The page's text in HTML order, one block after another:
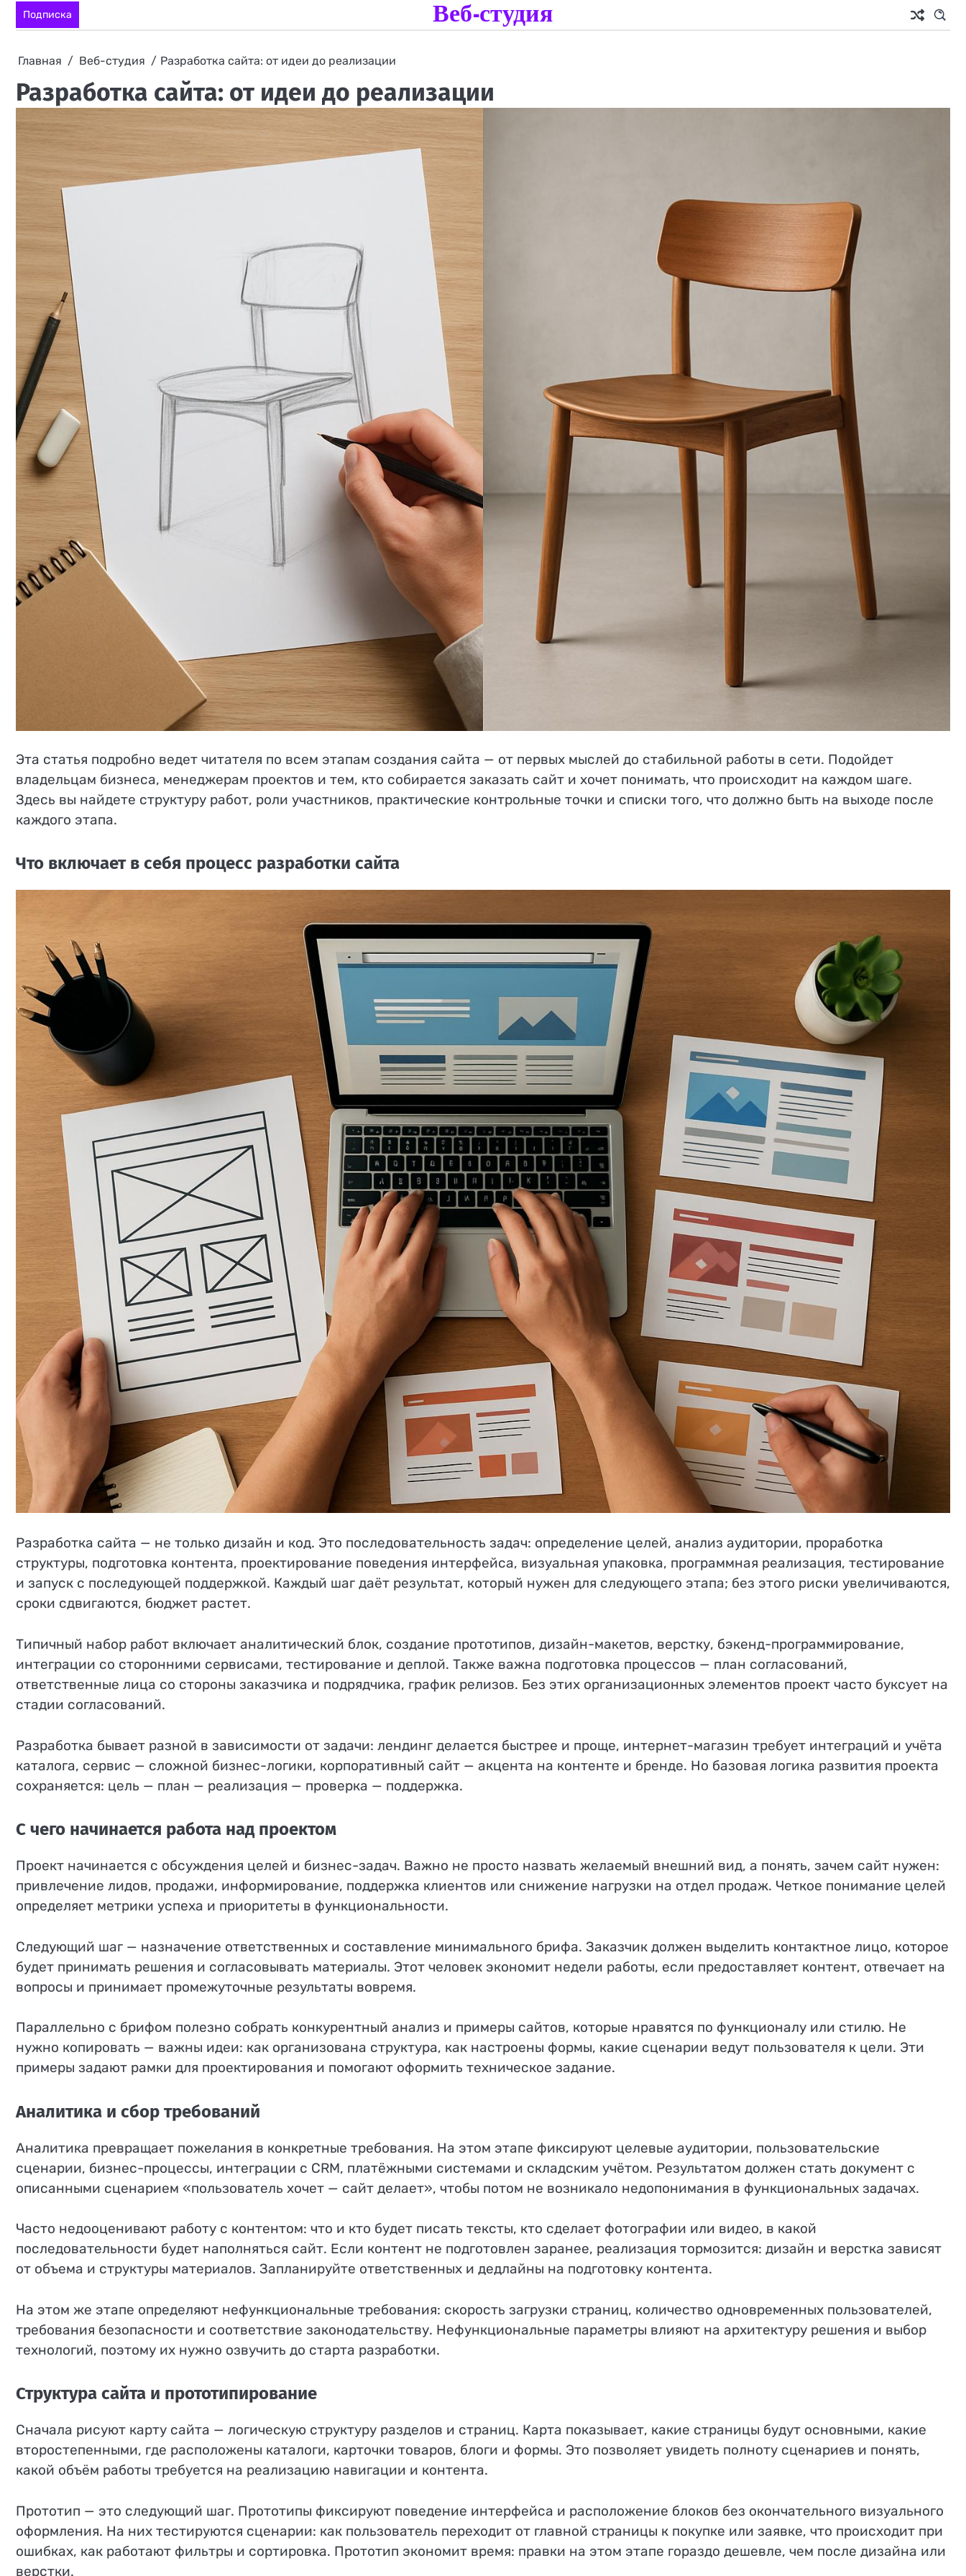
Перейти
Подписка Веб-студия
Главная Веб-студия Разработка сайта: от идеи до реализации
Разработка сайта: от идеи до реализации
Эта статья подробно ведет читателя по всем этапам создания сайта — от первых мыслей до стабильной работы в сети. Подойдет
владельцам бизнеса, менеджерам проектов и тем, кто собирается заказать сайт и хочет понимать, что происходит на каждом шаге.
Здесь вы найдете структуру работ, роли участников, практические контрольные точки и списки того, что должно быть на выходе после
каждого этапа.
Что включает в себя процесс разработки сайта
Разработка сайта — не только дизайн и код. Это последовательность задач: определение целей, анализ аудитории, проработка
структуры, подготовка контента, проектирование поведения интерфейса, визуальная упаковка, программная реализация, тестирование
и запуск с последующей поддержкой. Каждый шаг даёт результат, который нужен для следующего этапа; без этого риски увеличиваются,
сроки сдвигаются, бюджет растет.
Типичный набор работ включает аналитический блок, создание прототипов, дизайн-макетов, верстку, бэкенд-программирование,
интеграции со сторонними сервисами, тестирование и деплой. Также важна подготовка процессов — план согласований,
ответственные лица со стороны заказчика и подрядчика, график релизов. Без этих организационных элементов проект часто буксует на
стадии согласований.
Разработка бывает разной в зависимости от задачи: лендинг делается быстрее и проще, интернет-магазин требует интеграций и учёта
каталога, сервис — сложной бизнес-логики, корпоративный сайт — акцента на контенте и бренде. Но базовая логика развития проекта
сохраняется: цель — план — реализация — проверка — поддержка.
С чего начинается работа над проектом
Проект начинается с обсуждения целей и бизнес-задач. Важно не просто назвать желаемый внешний вид, а понять, зачем сайт нужен:
привлечение лидов, продажи, информирование, поддержка клиентов или снижение нагрузки на отдел продаж. Четкое понимание целей
определяет метрики успеха и приоритеты в функциональности.
Следующий шаг — назначение ответственных и составление минимального брифа. Заказчик должен выделить контактное лицо, которое
будет принимать решения и согласовывать материалы. Этот человек экономит недели работы, если предоставляет контент, отвечает на
вопросы и принимает промежуточные результаты вовремя.
Параллельно с брифом полезно собрать конкурентный анализ и примеры сайтов, которые нравятся по функционалу или стилю. Не
нужно копировать — важны идеи: как организована структура, как настроены формы, какие сценарии ведут пользователя к цели. Эти
примеры задают рамки для проектирования и помогают оформить техническое задание.
Аналитика и сбор требований
Аналитика превращает пожелания в конкретные требования. На этом этапе фиксируют целевые аудитории, пользовательские
сценарии, бизнес-процессы, интеграции с CRM, платёжными системами и складским учётом. Результатом должен стать документ с
описанными сценарием «пользователь хочет — сайт делает», чтобы потом не возникало недопонимания в функциональных задачах.
Часто недооценивают работу с контентом: что и кто будет писать тексты, кто сделает фотографии или видео, в какой
последовательности будет наполняться сайт. Если контент не подготовлен заранее, реализация тормозится: дизайн и верстка зависят
от объема и структуры материалов. Запланируйте ответственных и дедлайны на подготовку контента.
На этом же этапе определяют нефункциональные требования: скорость загрузки страниц, количество одновременных пользователей,
требования безопасности и соответствие законодательству. Нефункциональные параметры влияют на архитектуру решения и выбор
технологий, поэтому их нужно озвучить до старта разработки.
Структура сайта и прототипирование
Сначала рисуют карту сайта — логическую структуру разделов и страниц. Карта показывает, какие страницы будут основными, какие
второстепенными, где расположены каталоги, карточки товаров, блоги и формы. Это позволяет увидеть полноту сценариев и понять,
какой объём работы требуется на реализацию навигации и контента.
Прототип — это следующий шаг. Прототипы фиксируют поведение интерфейса и расположение блоков без окончательного визуального
оформления. На них тестируются сценарии: как пользователь переходит от главной страницы к покупке или заявке, что происходит при
ошибках, как работают фильтры и сортировка. Прототип экономит время: правки на этом этапе гораздо дешевле, чем после дизайна или
верстки.